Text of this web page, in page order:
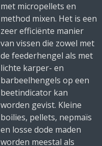
met micropellets en
method mixen. Het is een
zeer efficiënte manier
van vissen die zowel met
de feederhengel als met
lichte karper- en
barbeelhengels op een
beetindicator kan
worden gevist. Kleine
boilies, pellets, nepmaïs
en losse dode maden
worden meestal als